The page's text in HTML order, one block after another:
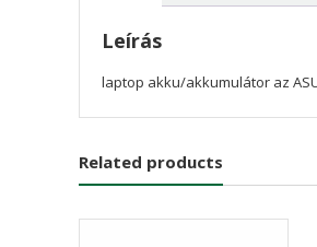
Leírás
laptop akku/akkumulátor az
Related products